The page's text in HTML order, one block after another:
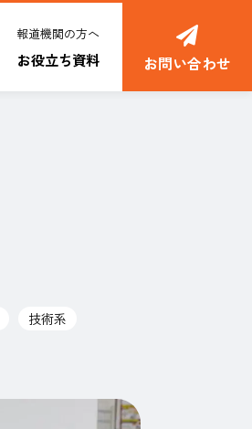
報道機関の方へ
お役立ち資料 お問い合わせ
技術系